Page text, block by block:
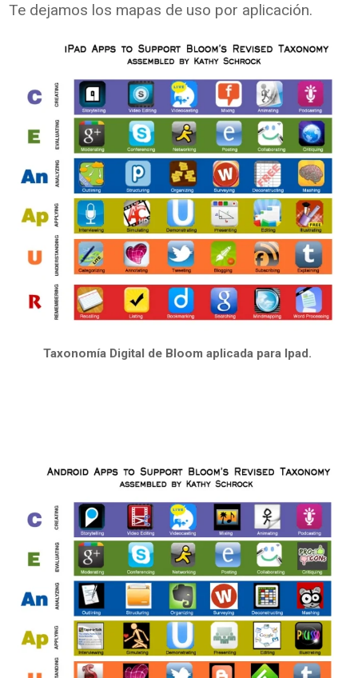
Te dejamos los mapas de uso por aplicación.
Taxonomía Digital de Bloom aplicada para Ipad.